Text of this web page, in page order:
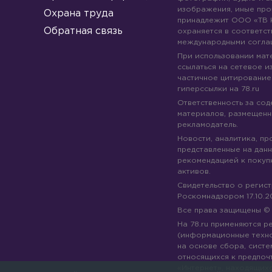
Охрана труда
Обратная связь
изображения, иные
принадлежит ООО «ТВ
охраняется в
международными
При использовании
ссылаться на сетевое
частичное
гиперссылки на 78.ru
Ответственность за
материалов,
рекламодатель.
Новости, аналитика,
представленные на
рекомендацией к
активов.
Свидетельство о
Роскомнадзором
Все права защищены
На 78.ru применяются
(информационные
на основе сбора,
относящихся к